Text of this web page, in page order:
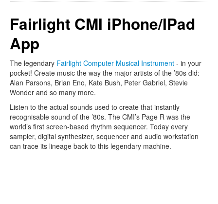
Fairlight CMI iPhone/IPad
App
The legendary Fairlight Computer Musical Instrument - in your
pocket! Create music the way the major artists of the ’80s did:
Alan Parsons, Brian Eno, Kate Bush, Peter Gabriel, Stevie
Wonder and so many more.
Listen to the actual sounds used to create that instantly
recognisable sound of the ’80s. The CMI’s Page R was the
world’s first screen-based rhythm sequencer. Today every
sampler, digital synthesizer, sequencer and audio workstation
can trace its lineage back to this legendary machine.